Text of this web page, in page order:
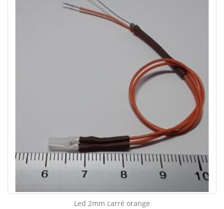
Led 2mm carré orange